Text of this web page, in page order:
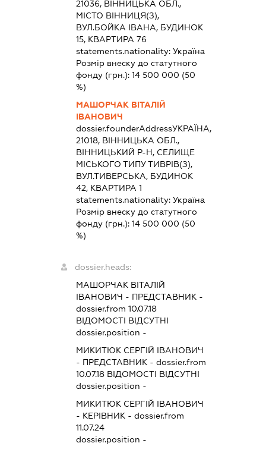
21036, ВІННИЦЬКА ОБЛ.,
МІСТО ВІННИЦЯ(З),
ВУЛ.БОЙКА ІВАНА, БУДИНОК
15, КВАРТИРА 76
statements.nationality: Україна
Розмір внеску до статутного
фонду (грн.): 14 500 000 (50
%)
МАШОРЧАК ВІТАЛІЙ
ІВАНОВИЧ
dossier.founderAddressУКРАЇНА,
21018, ВІННИЦЬКА ОБЛ.,
ВІННИЦЬКИЙ Р-Н, СЕЛИЩЕ
МІСЬКОГО ТИПУ ТИВРІВ(З),
ВУЛ.ТИВЕРСЬКА, БУДИНОК
42, КВАРТИРА 1
statements.nationality: Україна
Розмір внеску до статутного
фонду (грн.): 14 500 000 (50
%)
dossier.heads:
МАШОРЧАК ВІТАЛІЙ
ІВАНОВИЧ - ПРЕДСТАВНИК -
dossier.from 10.07.18
ВІДОМОСТІ ВІДСУТНІ
dossier.position -
МИКИТЮК СЕРГІЙ ІВАНОВИЧ
- ПРЕДСТАВНИК - dossier.from
10.07.18ВІДОМОСТІ ВІДСУТНІ
dossier.position -
МИКИТЮК СЕРГІЙ ІВАНОВИЧ
- КЕРІВНИК - dossier.from
11.07.24
dossier.position -